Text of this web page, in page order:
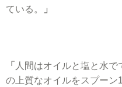
ている。
」
「 人間はオイルと塩と水
の上質なオイルをスプーン